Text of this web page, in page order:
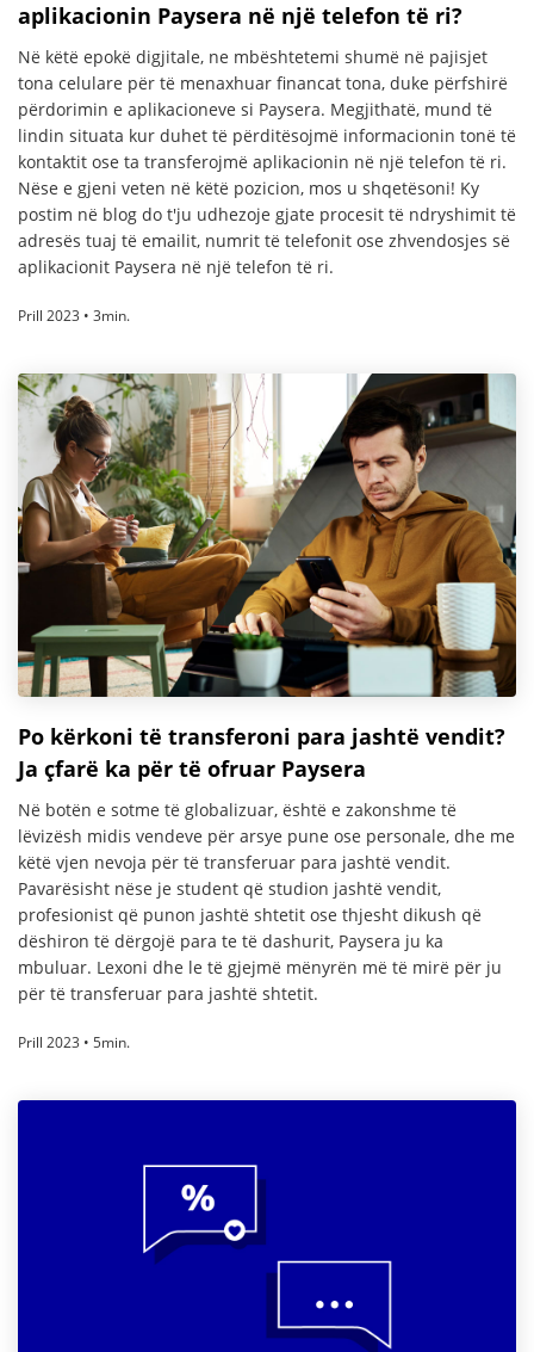
aplikacionin Paysera në një telefon të ri?
Në këtë epokë digjitale, ne mbështetemi shumë në pajisjet
tona celulare për të menaxhuar financat tona, duke përfshirë
përdorimin e aplikacioneve si Paysera. Megjithatë, mund të
lindin situata kur duhet të përditësojmë informacionin tonë të
kontaktit ose ta transferojmë aplikacionin në një telefon të ri.
Nëse e gjeni veten në këtë pozicion, mos u shqetësoni! Ky
postim në blog do t'ju udhezoje gjate procesit të ndryshimit të
adresës tuaj të emailit, numrit të telefonit ose zhvendosjes së
aplikacionit Paysera në një telefon të ri.
Prill 2023 • 3min.
Po kërkoni të transferoni para jashtë vendit?
Ja çfarë ka për të ofruar Paysera
Në botën e sotme të globalizuar, është e zakonshme të
lëvizësh midis vendeve për arsye pune ose personale, dhe me
këtë vjen nevoja për të transferuar para jashtë vendit.
Pavarësisht nëse je student që studion jashtë vendit,
profesionist që punon jashtë shtetit ose thjesht dikush që
dëshiron të dërgojë para te të dashurit, Paysera ju ka
mbuluar. Lexoni dhe le të gjejmë mënyrën më të mirë për ju
për të transferuar para jashtë shtetit.
Prill 2023 • 5min.